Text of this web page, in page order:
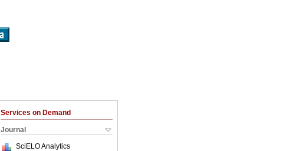
Services on Demand
Journal
SciELO Analytics